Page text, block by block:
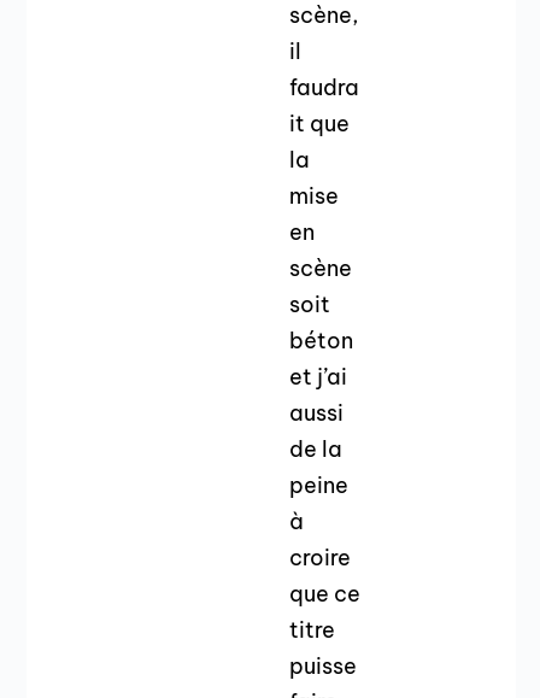
scène,
il
faudra
it que
la
mise
en
scène
soit
béton
et j’ai
aussi
de la
peine
à
croire
que ce
titre
puisse